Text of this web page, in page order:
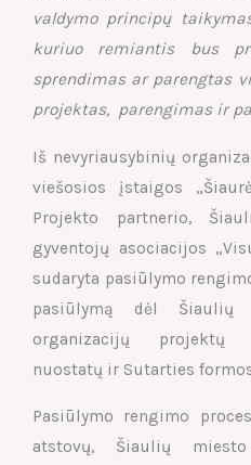
valdymo principų
kuriuo remiantis bus
sprendimas ar parengtas
projektas, parengimas ir
Iš nevyriausybinių
viešosios įstaigos
Projekto partnerio,
gyventojų asociacijos
sudaryta pasiūlymo
pasiūlymą dėl Šiaulių
organizacijų projektų
nuostatų ir Sutarties
Pasiūlymo rengimo
atstovų, Šiaulių